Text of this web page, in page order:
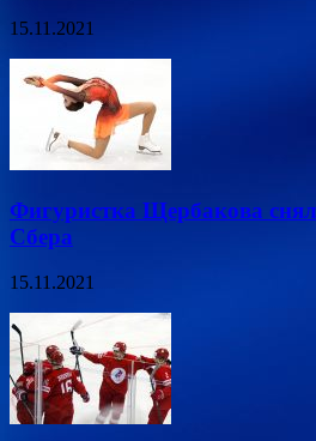
15.11.2021
Фигуристка Щербакова
Сбера
15.11.2021